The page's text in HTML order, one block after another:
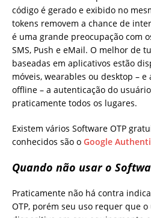
código é gerado e exibido no
tokens removem a chance de
é uma grande preocupação com
SMS, Push e eMail. O melhor de
baseadas em aplicativos estão
móveis, wearables ou desktop –
offline – a autenticação do
praticamente todos os lugares.
Existem vários Software OTP
conhecidos são o Google
Quando não usar o
Praticamente não há contra
OTP, porém seu uso requer que